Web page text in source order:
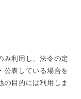
み利用し、法令の定
公表している場合を
の目的には利用しま